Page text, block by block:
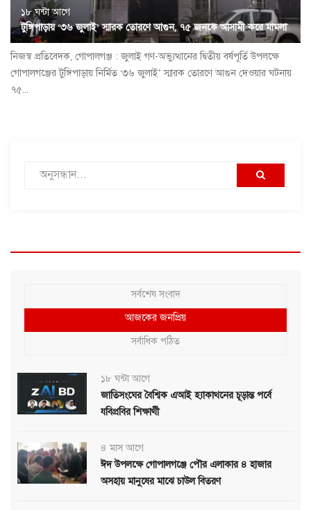
১৮ ঘন্টা আগে
টুঙ্গিপাড়ায় ‘৩৬ জুলাই’ স্মারক তোরণে আগুন, ৭৫ জনকে আসামী করে মামলা
নিজস্ব প্রতিবেদক, গোপালগঞ্জ : জুলাই গণ-অভ্যুত্থানের দ্বিতীয় বর্ষপূর্তি উপলক্ষে
গোপালগঞ্জের টুঙ্গিপাড়ায় নির্মিত ‘৩৬ জুলাই’ স্মারক তোরণে আগুন দেওয়ার ঘটনায়
৭৫...
সর্বশেষ সংবাদ
আজকের জনপ্রিয়
সর্বাধিক পঠিত
১৮ ঘন্টা আগে
জাতিসংঘের বৈশ্বিক এআই হ্যাকাথনের চূড়ান্ত পর্বে
যবিপ্রবির শিক্ষার্থী
৪ মাস আগে
ঈদ উপলক্ষে গোপালগঞ্জে পৌর এলাকার ৪ হাজার
অসহায় মানুষের মাঝে চাউল বিতরণ